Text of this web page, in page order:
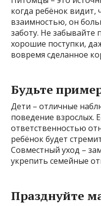
когда ребёнок видит,
взаимностью, он
заботу. Не
хорошие поступки,
вовремя сделанное
Будьте
Дети – отличные
поведение взрослых.
ответственностью
ребёнок будет
Совместный уход –
укрепить семейные
Празднуйте